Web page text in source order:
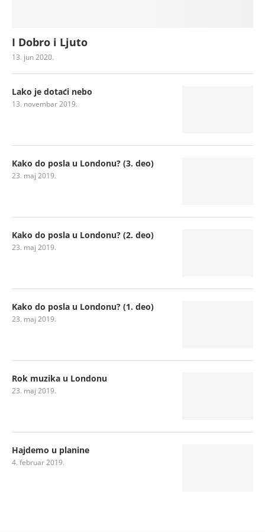
I Dobro i Ljuto
13. jun 2020.
Lako je dotaći nebo
13. novembar 2019.
Kako do posla u Londonu? (3. deo)
23. maj 2019.
Kako do posla u Londonu? (2. deo)
23. maj 2019.
Kako do posla u Londonu? (1. deo)
23. maj 2019.
Rok muzika u Londonu
23. maj 2019.
Hajdemo u planine
4. februar 2019.